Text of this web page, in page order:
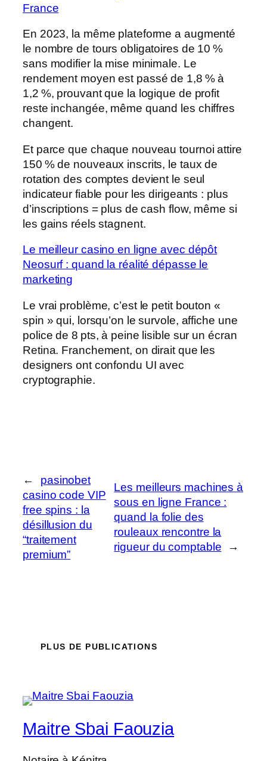
France
En 2023, la même plateforme a augmenté
le nombre de tours obligatoires de 10 %
sans modifier la mise minimale. Le
rendement moyen est passé de 1,8 % à
1,2 %, prouvant que la logique de profit
reste inchangée, même quand les chiffres
changent.
Et parce que chaque nouveau tournoi attire
150 % de nouveaux inscrits, le taux de
rotation des comptes devient le seul
indicateur fiable pour les dirigeants : plus
d’inscriptions = plus de cash flow, même si
les gains réels stagnent.
Le meilleur casino en ligne avec dépôt
Neosurf : quand la réalité dépasse le
marketing
Le vrai problème, c’est le petit bouton «
spin » qui, lorsqu’on le survole, affiche une
police de 8 pts, à peine lisible sur un écran
Retina. Franchement, on dirait que les
designers ont confondu UI avec
cryptographie.
←
pasinobet
casino code VIP
free spins : la
désillusion du
“traitement
premium”
Les meilleurs machines à
sous en ligne France :
quand la folie des
rouleaux rencontre la
rigueur du comptable
→
PLUS DE PUBLICATIONS
Maitre Sbai Faouzia